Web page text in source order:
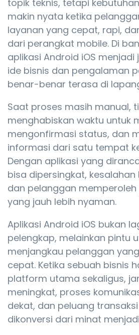
topik teknis, tetapi
makin nyata ketika
layanan yang cepat, rapi,
dari perangkat mobile. Di
aplikasi Android iOS
ide bisnis dan pengalaman
benar-benar terasa di
Saat proses masih manual,
menghabiskan waktu untuk
mengonfirmasi status, dan
informasi dari satu tempat
Dengan aplikasi yang
bisa dipersingkat, kesalahan
dan pelanggan
yang jauh lebih nyaman.
Aplikasi Android iOS bukan
pelengkap, melainkan pintu
menjangkau pelanggan
cepat. Ketika sebuah bisnis
platform utama sekaligus,
meningkat, proses
dekat, dan peluang
dikonversi dari minat